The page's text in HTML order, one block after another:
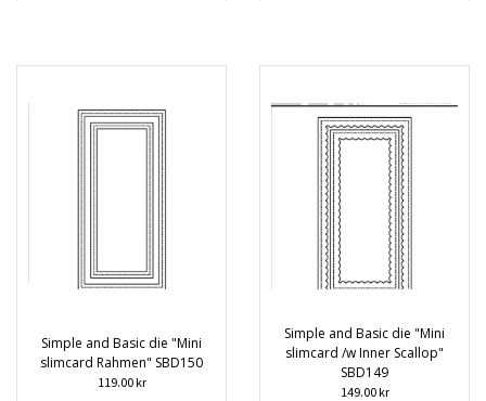
Simple and Basic die "Mini
slimcard Rahmen" SBD150
119.00 kr
Simple and Basic die "Mini
slimcard /w Inner Scallop"
SBD149
149.00 kr